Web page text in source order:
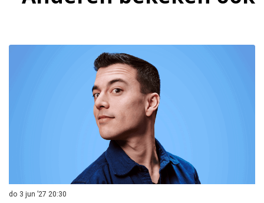
do 3 jun ’27 20:30